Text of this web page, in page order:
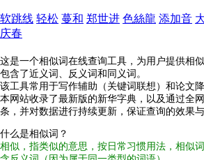
软跳线 轻松 蔓和 郑世进 色絲龍 添加音
庆春
这是一个相似词在线查询工具，为用户提供相
包含了近义词、反义词和同义词。
该工具常用于写作辅助（关键词联想）和论文
本网站收录了最新版的新华字典，以及通过全
条，并对数据进行持续更新，保证查询的效果与
什么是相似词？
相似，指类似的意思，按日常习惯用法，相似